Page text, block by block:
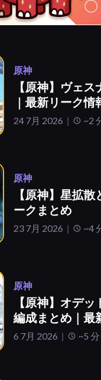
原神
【原神】ヴェ
｜最新リーク情
24 7月 2026 ~2
原神
【原神】星拡
ークまとめ
23 7月 2026 ~4
原神
【原神】オデ
編成まとめ｜最
6 7月 2026 ~5 分